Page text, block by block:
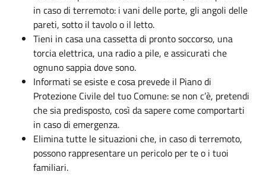
in caso di terremoto: i vani delle porte, gli angoli delle
pareti, sotto il tavolo o il letto.
Tieni in casa una cassetta di pronto soccorso, una
torcia elettrica, una radio a pile, e assicurati che
ognuno sappia dove sono.
Informati se esiste e cosa prevede il Piano di
Protezione Civile del tuo Comune: se non c’è, pretendi
che sia predisposto, così da sapere come comportarti
in caso di emergenza.
Elimina tutte le situazioni che, in caso di terremoto,
possono rappresentare un pericolo per te o i tuoi
familiari.